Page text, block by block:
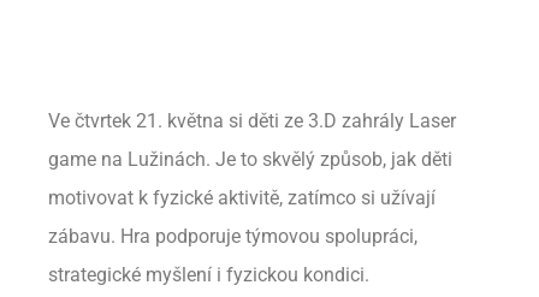
Ve čtvrtek 21. května si děti ze 3.D zahrály Laser
game na Lužinách. Je to skvělý způsob, jak děti
motivovat k fyzické aktivitě, zatímco si užívají
zábavu. Hra podporuje týmovou spolupráci,
strategické myšlení i fyzickou kondici.